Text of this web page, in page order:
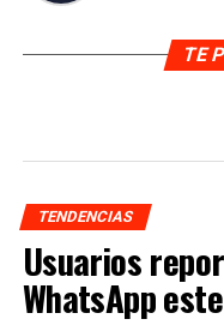
TE
TENDENCIAS
Usuarios
WhatsApp